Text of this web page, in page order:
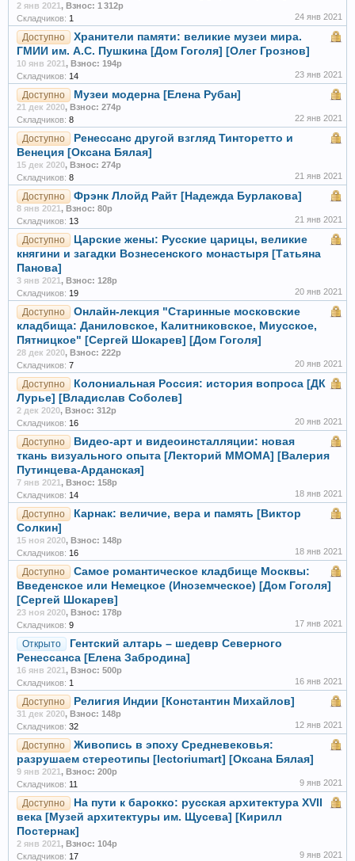
2 янв 2021, Взнос: 1 312р
Складчиков: 1 24 янв 2021
Доступно
Хранители памяти: великие музеи мира.
ГМИИ им. А.С. Пушкина [Дом Гоголя] [Олег Грознов]
10 янв 2021, Взнос: 194р
Складчиков: 14 23 янв 2021
Доступно Музеи модерна [Елена Рубан]
21 дек 2020, Взнос: 274р
Складчиков: 8 22 янв 2021
Доступно
Ренессанс другой взгляд Тинторетто и
Венеция [Оксана Бялая]
15 дек 2020, Взнос: 274р
Складчиков: 8 21 янв 2021
Доступно Фрэнк Ллойд Райт [Надежда Бурлакова]
8 янв 2021, Взнос: 80р
Складчиков: 13 21 янв 2021
Доступно
Царские жены: Русские царицы, великие
княгини и загадки Вознесенского монастыря [Татьяна
Панова]
3 янв 2021, Взнос: 128р
Складчиков: 19 20 янв 2021
Доступно
Онлайн-лекция "Старинные московские
кладбища: Даниловское, Калитниковское, Миусское,
Пятницкое" [Сергей Шокарев] [Дом Гоголя]
28 дек 2020, Взнос: 222р
Складчиков: 7 20 янв 2021
Доступно
Колониальная Россия: история вопроса [ДК
Лурье] [Владислав Соболев]
2 дек 2020, Взнос: 312р
Складчиков: 16 20 янв 2021
Доступно
Видео-арт и видеоинсталляции: новая
ткань визуального опыта [Лекторий ММОМА] [Валерия
Путинцева-Арданская]
7 янв 2021, Взнос: 158р
Складчиков: 14 18 янв 2021
Доступно
Карнак: величие, вера и память [Виктор
Солкин]
15 ноя 2020, Взнос: 148р
Складчиков: 16 18 янв 2021
Доступно
Самое романтическое кладбище Москвы:
Введенское или Немецкое (Иноземческое) [Дом Гоголя]
[Сергей Шокарев]
23 ноя 2020, Взнос: 178р
Складчиков: 9 17 янв 2021
Открыто
Гентский алтарь – шедевр Северного
Ренессанса [Елена Забродина]
16 янв 2021, Взнос: 500р
Складчиков: 1 16 янв 2021
Доступно Религия Индии [Константин Михайлов]
31 дек 2020, Взнос: 148р
Складчиков: 32 12 янв 2021
Доступно
Живопись в эпоху Средневековья:
разрушаем стереотипы [lectoriumart] [Оксана Бялая]
9 янв 2021, Взнос: 200р
Складчиков: 11 9 янв 2021
Доступно
На пути к барокко: русская архитектура XVII
века [Музей архитектуры им. Щусева] [Кирилл
Постернак]
2 янв 2021, Взнос: 104р
Складчиков: 17 9 янв 2021